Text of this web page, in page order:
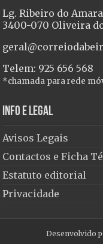
Lg. Ribeiro do
3400-070 Oliveira
Telem: 925 656 568
*chamada para rede
Info e Legal
Avisos Legais
Contactos e Ficha
Estatuto editorial
Privacidade
Desenvolvido